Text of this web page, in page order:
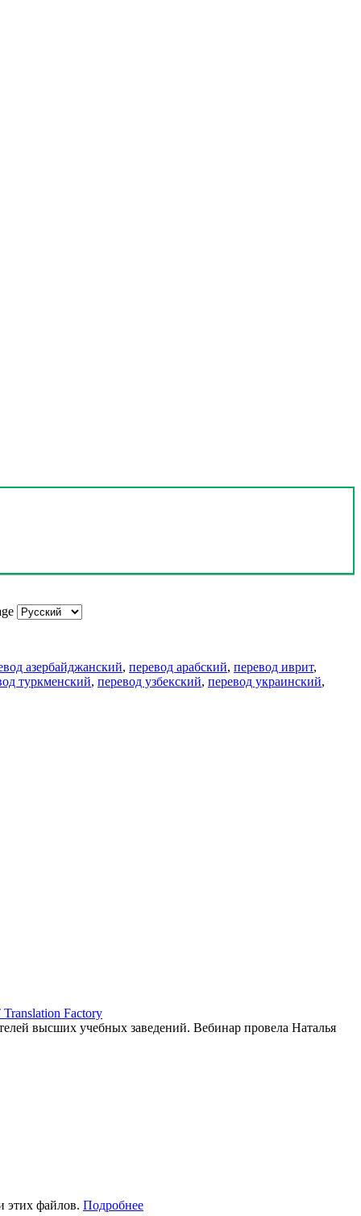
азербайджанский, перевод арабский, перевод иврит,
туркменский, перевод узбекский, перевод украинский,
Factory
высших учебных заведений. Вебинар провела Наталья
этих файлов. Подробнее